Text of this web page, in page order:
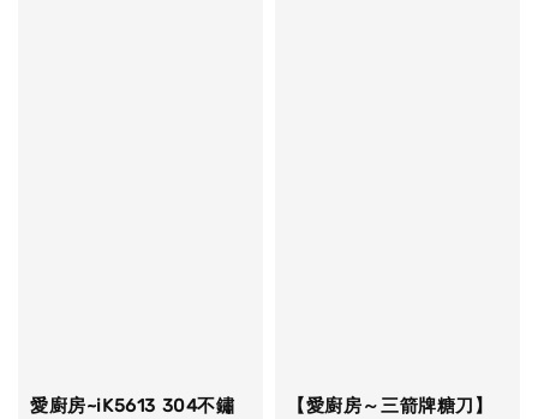
愛廚房~iK5613 304不鏽
【愛廚房～三箭牌糖刀】